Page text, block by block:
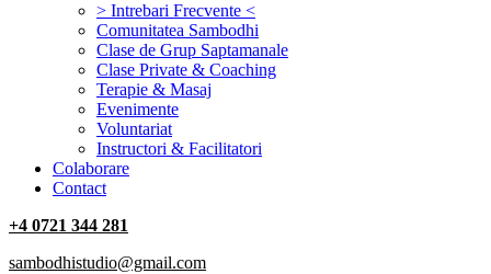
> Intrebari Frecvente <
Comunitatea Sambodhi
Clase de Grup Saptamanale
Clase Private & Coaching
Terapie & Masaj
‎Evenimente
Voluntariat
‏‏‎Instructori & Facilitatori
Colaborare
Contact
+4 0721 344 281
sambodhistudio@gmail.com